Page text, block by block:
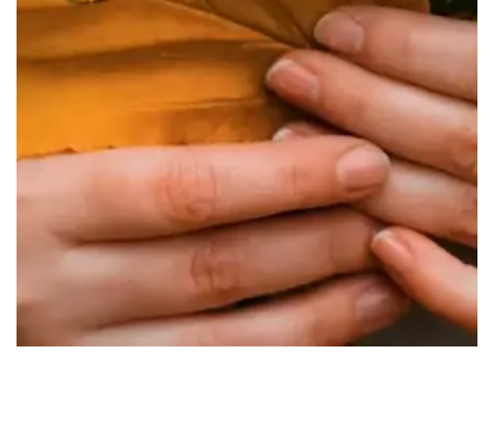
Saint-Genis-les-Ollières
Sainte-Foy-lès-Lyon
Tassin-la-Demi-Lune
Villeurbanne
Écully